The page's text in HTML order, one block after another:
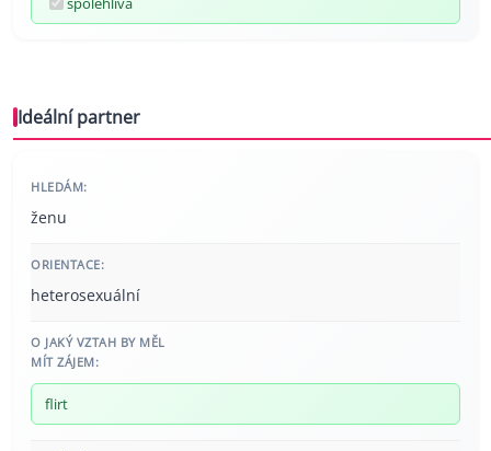
Ideální partner
HLEDÁM:
ženu
ORIENTACE:
heterosexuální
O JAKÝ VZTAH BY MĚL
MÍT ZÁJEM:
flirt